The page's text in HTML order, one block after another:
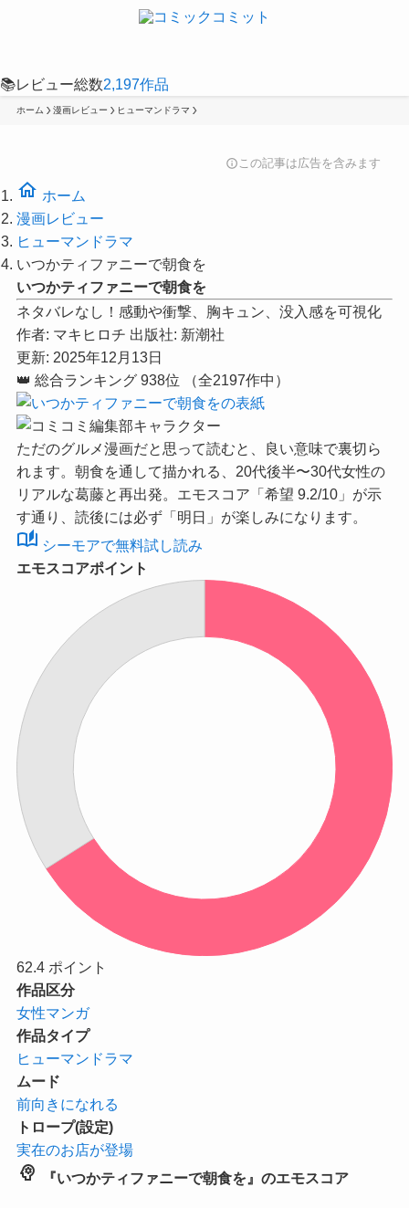
📚レビュー総数2,197作品
ホーム 漫画レビュー ヒューマンドラマ
infoこの記事は広告を含みます
home ホーム
漫画レビュー
ヒューマンドラマ
いつかティファニーで朝食を
いつかティファニーで朝食を
ネタバレなし！感動や衝撃、胸キュン、没入感を可視化
作者: マキヒロチ 出版社: 新潮社
更新: 2025年12月13日
👑 総合ランキング 938位 （全2197作中）
ただのグルメ漫画だと思って読むと、良い意味で裏切ら
れます。朝食を通して描かれる、20代後半〜30代女性の
リアルな葛藤と再出発。 エモスコア「希望 9.2/10」 が示
す通り、読後には必ず「明日」が楽しみになります。
auto_stories シーモアで無料試し読み
エモスコアポイント
62.4 ポイント
作品区分
女性マンガ
作品タイプ
ヒューマンドラマ
ムード
前向きになれる
トロープ(設定)
実在のお店が登場
psychology 『いつかティファニーで朝食を』のエモスコア